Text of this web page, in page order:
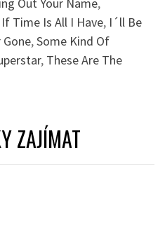
Out Your Name,
If Time Is All I Have, I´ll Be
Gone,Some Kind Of
, These Are The
ZAJÍMAT